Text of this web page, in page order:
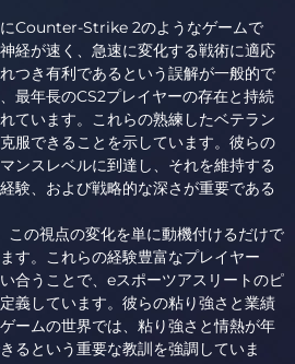
Counter-Strike 2のようなゲームで
経が速く、急速に変化する戦術に適応
つき有利であるという誤解が一般的で
最年長のCS2プレイヤーの存在と持続
ています。これらの熟練したベテラン
服できることを示しています。彼らの
ンスレベルに到達し、それを維持する
験、および戦略的な深さが重要である
この視点の変化を単に動機付けるだけで
す。これらの経験豊富なプレイヤー
合うことで、eスポーツアスリートのピ
義しています。彼らの粘り強さと業績
ームの世界では、粘り強さと情熱が年
るという重要な教訓を強調していま